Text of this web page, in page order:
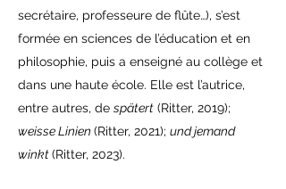
secrétaire, professeure de flûte…), s’est
formée en sciences de l’éducation et en
philosophie, puis a enseigné au collège et
dans une haute école. Elle est l’autrice,
entre autres, de spätert (Ritter, 2019);
weisse Linien (Ritter, 2021); und jemand
winkt(Ritter, 2023).